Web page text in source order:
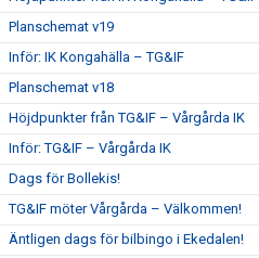
Planschemat v19
Inför: IK Kongahälla – TG&IF
Planschemat v18
Höjdpunkter från TG&IF – Vårgårda IK
Inför: TG&IF – Vårgårda IK
Dags för Bollekis!
TG&IF möter Vårgårda – Välkommen!
Äntligen dags för bilbingo i Ekedalen!